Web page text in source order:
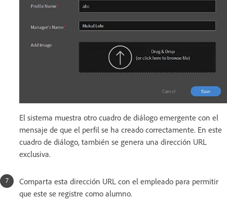
El sistema muestra otro cuadro de diálogo emergente con el
mensaje de que el perfil se ha creado correctamente. En este
cuadro de diálogo, también se genera una dirección URL
exclusiva.
Comparta esta dirección URL con el empleado para permitir
que este se registre como alumno.